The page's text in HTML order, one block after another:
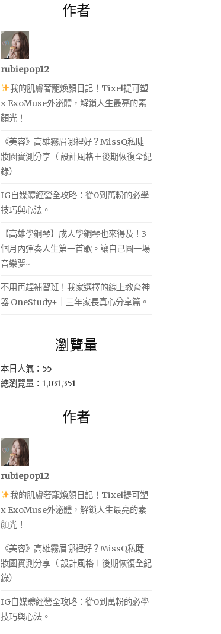
作者
rubiepop12
我的肌膚奢寵煥顏日記！Tixel提可塑
x ExoMuse外泌體，解鎖人生最亮的素
顏光！
《美容》高雄霧眉哪裡好？MissQ私睫
妝園實測分享（ 設計風格＋後期恢復全紀
錄）
IG自媒體經營全攻略：從0到萬粉的必學
技巧與心法。
【高雄學鋼琴】成人學鋼琴也來得及！3
個月內彈奏人生第一首歌。讓自己圓一場
音樂夢~
不用再趕補習班！我家選擇的線上教育神
器 OneStudy+｜三年家長真心分享篇。
瀏覽量
本日人氣：55
總瀏覽量：1,031,351
作者
rubiepop12
我的肌膚奢寵煥顏日記！Tixel提可塑
x ExoMuse外泌體，解鎖人生最亮的素
顏光！
《美容》高雄霧眉哪裡好？MissQ私睫
妝園實測分享（ 設計風格＋後期恢復全紀
錄）
IG自媒體經營全攻略：從0到萬粉的必學
技巧與心法。